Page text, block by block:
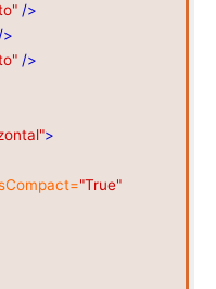
/>
/>
/>
>
"True"